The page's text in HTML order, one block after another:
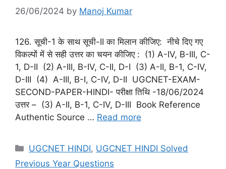
26/06/2024 by Manoj Kumar
126. सूची-1 के साथ सूची-II का मिलान कीजिए: नीचे दिए गए
विकल्पों में से सही उत्तर का चयन कीजिए : (1) A-IV, B-III, C-
1, D-II (2) A-III, B-IV, C-II, D-I (3) А-II, В-1, C-IV,
D-III (4) A-III, B-I, C-IV, D-II UGCNET-EXAM-
SECOND-PAPER-HINDI- परीक्षा तिथि -18/06/2024
उत्तर – (3) А-II, В-1, C-IV, D-III Book Reference
Authentic Source … Read more
Categories
UGCNET HINDI, UGCNET HINDI Solved
Previous Year Questions